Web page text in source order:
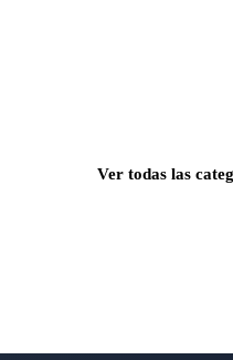
Ver todas las